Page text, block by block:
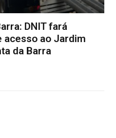
DNIT fará
acesso ao Jardim
da Barra